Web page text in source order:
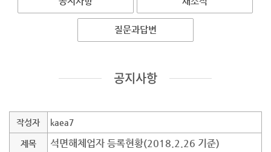
질문과답변
공지사항
작성자 kaea7
제목 석면해체업자 등록현황(2018.2.26 기준)